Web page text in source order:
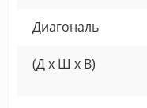
Диагональ
(Д x Ш x В)